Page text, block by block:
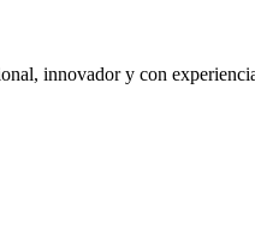
innovador y con